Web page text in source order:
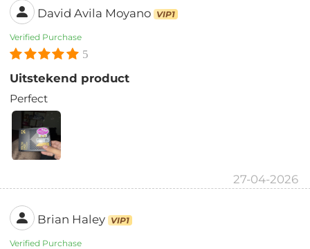
David Avila Moyano VIP1
Verified Purchase
5
Uitstekend product
Perfect
27-04-2026
Brian Haley VIP1
Verified Purchase